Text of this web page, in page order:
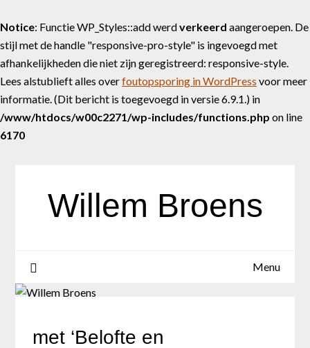
Notice: Functie WP_Styles::add werdverkeerd aangeroepen. De
stijl met de handle "responsive-pro-style" is ingevoegd met
afhankelijkheden die niet zijn geregistreerd: responsive-style.
Lees alstublieft alles overfoutopsporing in WordPress voor meer
informatie. (Dit bericht is toegevoegd in versie 6.9.1.) in
/www/htdocs/w00c2271/wp-includes/functions.php on line
6170
Willem Broens
Menu
met ‘Belofte en